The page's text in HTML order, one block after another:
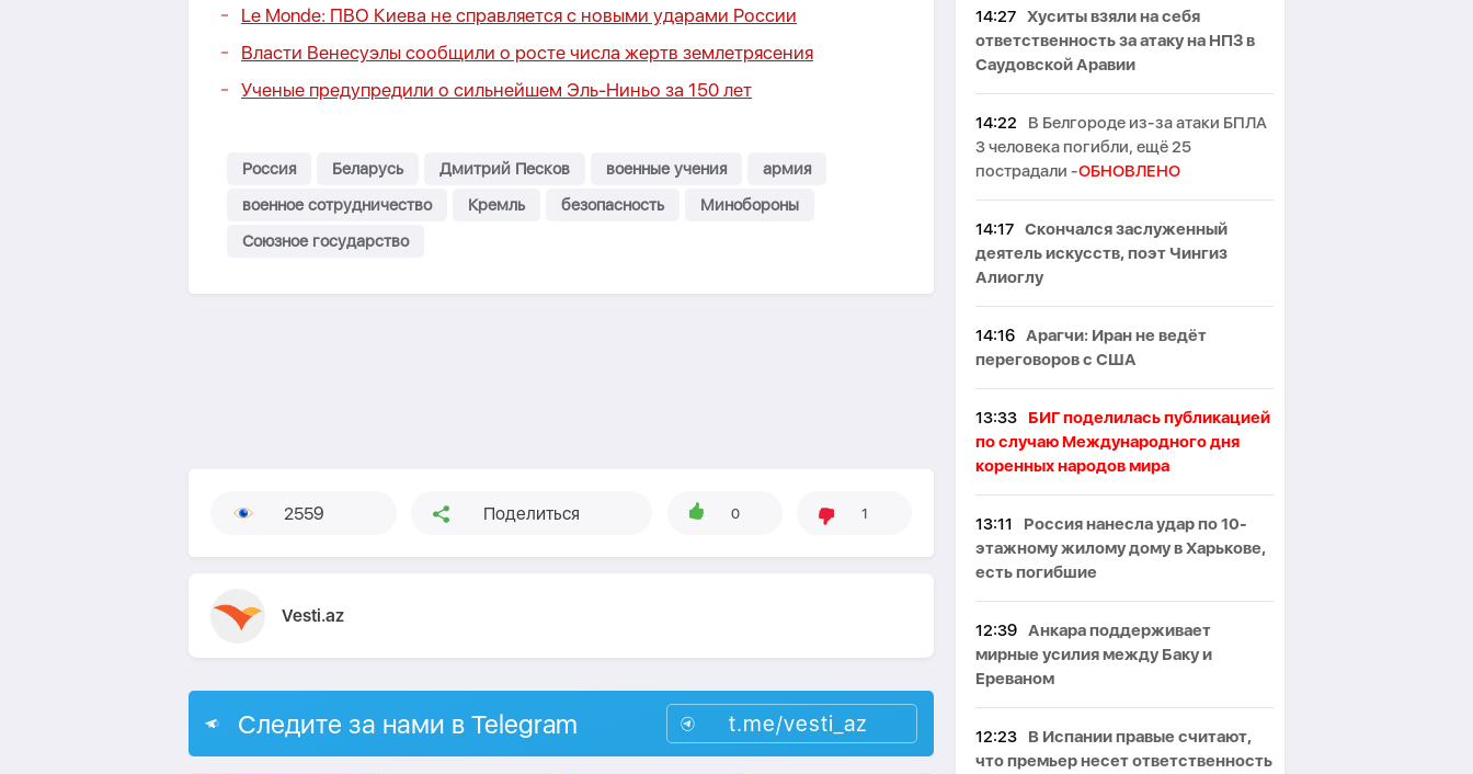
Le Monde: ПВО Киева не справляется с новыми ударами России
Власти Венесуэлы сообщили о росте числа жертв землетрясения
Ученые предупредили о сильнейшем Эль-Ниньо за 150 лет
Россия Беларусь Дмитрий Песков военные учения
армия
военное сотрудничество
Кремль безопасность
Минобороны
Союзное государство
2559 Поделиться 0 1
Vesti.az
Следите за нами в Telegram t.me/vesti_az
14:27 Хуситы взяли на себя
ответственность за атаку на НПЗ в
Саудовской Аравии
14:22
В Белгороде из-за атаки БПЛА
3 человека погибли, ещё 25
пострадали -ОБНОВЛЕНО
14:17 Скончался заслуженный
деятель искусств, поэт Чингиз
Алиоглу
14:16 Арагчи: Иран не ведёт
переговоров с США
13:33
БИГ поделилась публикацией
по случаю Международного дня
коренных народов мира
13:11
Россия нанесла удар по 10-
этажному жилому дому в Харькове,
есть погибшие
12:39 Анкара поддерживает
мирные усилия между Баку и
Ереваном
12:23
В Испании правые считают,
что премьер несет ответственность